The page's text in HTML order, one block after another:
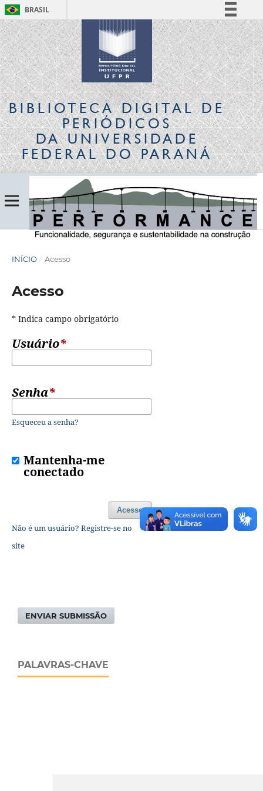
BRASIL
Simplifique!
Comunica BR
Participe
Acesso à informação
Legislação
Canais
BIBLIOTECA DIGITALDE
PERIÓDICOS
DA UNIVERSIDADE
FEDERAL DO PARANÁ
INÍCIO / Acesso
Acesso
* Indica campo obrigatório
Usuário*
Senha*
Esqueceu a senha?
Mantenha-me
conectado
Acesso
Não é um usuário? Registre-se no
site
ENVIAR SUBMISSÃO
PALAVRAS-CHAVE